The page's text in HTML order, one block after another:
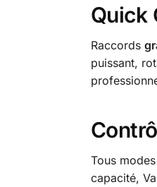
Quick
Raccords
puissant,
Tous
capacité,